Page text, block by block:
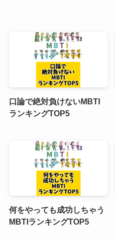
口論で絶対負けないMBTI
ランキングTOP5
何をやっても成功しちゃう
MBTIランキングTOP5